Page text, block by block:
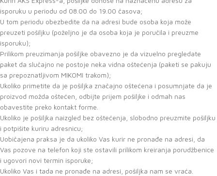
isporuku u periodu od 08.00 do 19.00 časova;
U tom periodu obezbedite da na adresi bude osoba koja može
preuzeti pošiljku (poželjno je da osoba koja je poručila i preuzme
isporuku);
Prilikom preuzimanja pošiljke obavezno je da vizuelno pregledate
paket da slučajno ne postoje neka vidna oštećenja (paketi se pakuju
sa prepoznatljivom MIKOMI trakom);
Ukoliko primetite da je pošiljka značajno oštećena i posumnjate da je
proizvod možda oštećen, odbijte prijem pošiljke i odmah nas
obavestite preko kontakt forme.
Ukoliko je pošiljka naizgled bez oštećenja, slobodno preuzmite pošiljku
i potpišite kuriru adresnicu;
Uobičajena praksa je da ukoliko Vas kurir ne pronađe na adresi, da
Vas pozove na telefon koji ste ostavili prilikom kreiranja porudžbenice
i ugovori novi termin isporuke;
Ukoliko Vas i tada ne pronađe na adresi, pošiljka nam se vraća.